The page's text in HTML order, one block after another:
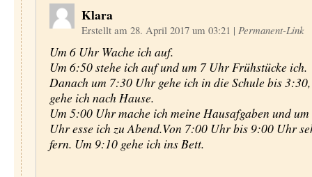
Klara
Erstellt am 28. April 2017 um 03:21 | Permanent-Link
Um 6 Uhr Wache ich auf.
Um 6:50 stehe ich auf und um 7 Uhr Frühstücke ich.
Danach um 7:30 Uhr gehe ich in die Schule bis
gehe ich nach Hause.
Um 5:00 Uhr mache ich meine Hausafgaben und
Uhr esse ich zu Abend.Von 7:00 Uhr bis 9:00 Uhr
fern. Um 9:10 gehe ich ins Bett.